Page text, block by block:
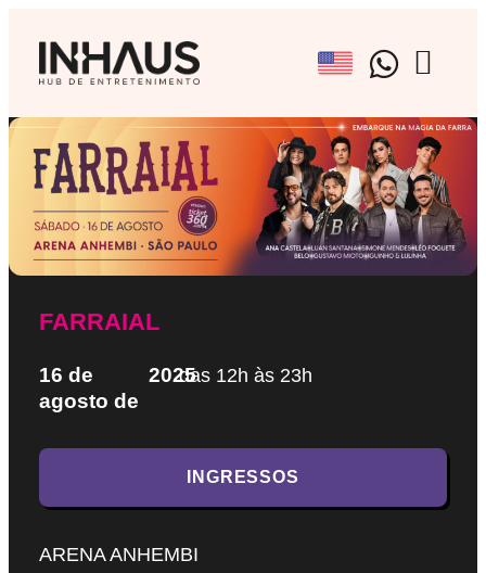
FARRAIAL
16 de
agosto de
2025das 12h às 23h
INGRESSOS
ARENA ANHEMBI